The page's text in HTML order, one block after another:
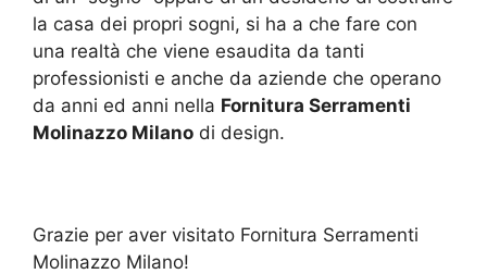
la casa dei propri sogni, si ha a che fare con
una realtà che viene esaudita da tanti
professionisti e anche da aziende che operano
da anni ed anni nella Fornitura Serramenti
Molinazzo Milano di design.
Grazie per aver visitato Fornitura Serramenti
Molinazzo Milano!